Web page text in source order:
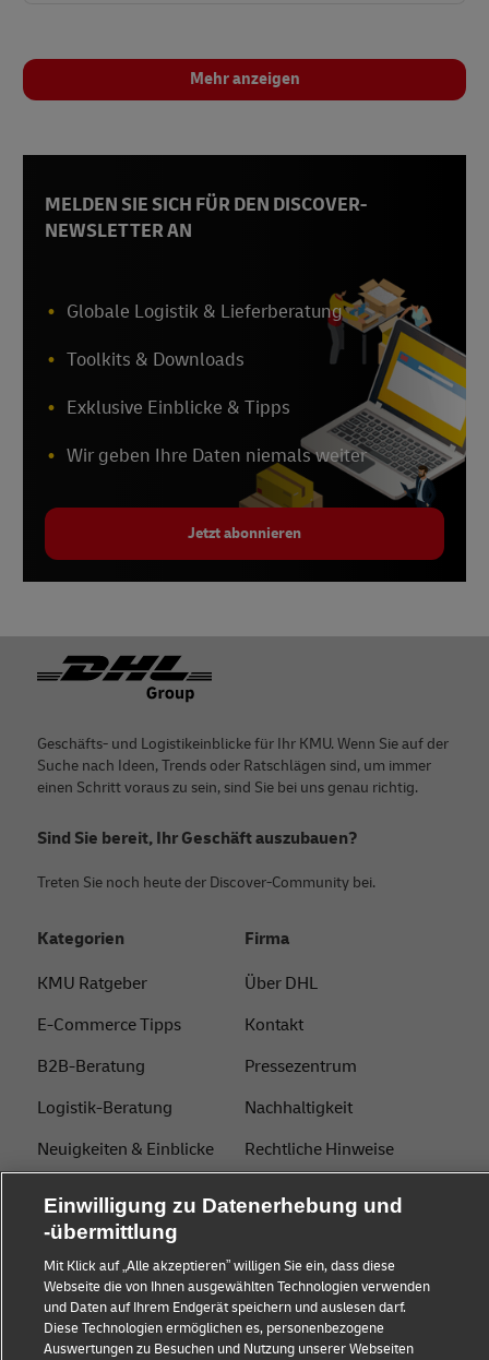
Mehr anzeigen
MELDEN SIE SICH FÜR DEN DISCOVER-
NEWSLETTER AN
Globale Logistik & Lieferberatung
Toolkits & Downloads
Exklusive Einblicke & Tipps
Wir geben Ihre Daten niemals weiter
Jetzt abonnieren
Footer
Geschäfts- und Logistikeinblicke für Ihr KMU. Wenn Sie auf der
Suche nach Ideen, Trends oder Ratschlägen sind, um immer
einen Schritt voraus zu sein, sind Sie bei uns genau richtig.
Sind Sie bereit, Ihr Geschäft auszubauen?
Treten Sie noch heute der Discover-Community bei.
Kategorien
KMU Ratgeber
E-Commerce Tipps
B2B-Beratung
Logistik-Beratung
Neuigkeiten & Einblicke
Branchen Insights
Firma
Über DHL
Kontakt
Pressezentrum
Nachhaltigkeit
Rechtliche Hinweise
Betrugserkennung
Cookie Settings
Einwilligung zu Datenerhebung und
-übermittlung
Mit Klick auf „Alle akzeptieren” willigen Sie ein, dass diese
Webseite die von Ihnen ausgewählten Technologien verwenden
und Daten auf Ihrem Endgerät speichern und auslesen darf.
Diese Technologien ermöglichen es, personenbezogene
Auswertungen zu Besuchen und Nutzung unserer Webseiten